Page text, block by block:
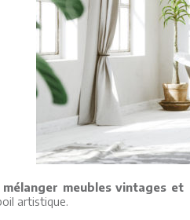
mélanger meubles vintages
artistique.